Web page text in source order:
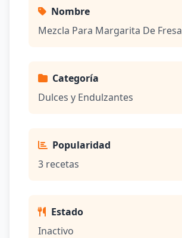
Nombre
Mezcla Para Margarita De Fresa
Categoría
Dulces y Endulzantes
Popularidad
3 recetas
Estado
Inactivo